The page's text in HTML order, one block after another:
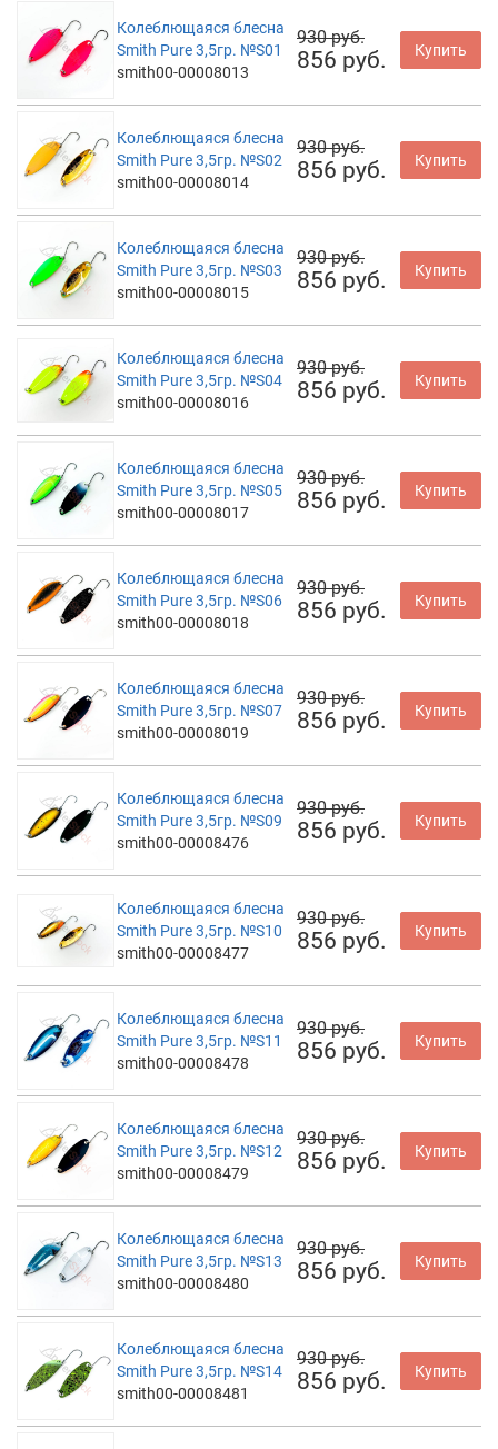
Колеблющаяся блесна
Smith Pure 3,5гр. №S01
smith00-00008013
930 руб.
856 руб. Купить
Колеблющаяся блесна
Smith Pure 3,5гр. №S02
smith00-00008014
930 руб.
856 руб. Купить
Колеблющаяся блесна
Smith Pure 3,5гр. №S03
smith00-00008015
930 руб.
856 руб. Купить
Колеблющаяся блесна
Smith Pure 3,5гр. №S04
smith00-00008016
930 руб.
856 руб. Купить
Колеблющаяся блесна
Smith Pure 3,5гр. №S05
smith00-00008017
930 руб.
856 руб. Купить
Колеблющаяся блесна
Smith Pure 3,5гр. №S06
smith00-00008018
930 руб.
856 руб. Купить
Колеблющаяся блесна
Smith Pure 3,5гр. №S07
smith00-00008019
930 руб.
856 руб. Купить
Колеблющаяся блесна
Smith Pure 3,5гр. №S09
smith00-00008476
930 руб.
856 руб. Купить
Колеблющаяся блесна
Smith Pure 3,5гр. №S10
smith00-00008477
930 руб.
856 руб. Купить
Колеблющаяся блесна
Smith Pure 3,5гр. №S11
smith00-00008478
930 руб.
856 руб. Купить
Колеблющаяся блесна
Smith Pure 3,5гр. №S12
smith00-00008479
930 руб.
856 руб. Купить
Колеблющаяся блесна
Smith Pure 3,5гр. №S13
smith00-00008480
930 руб.
856 руб. Купить
Колеблющаяся блесна
Smith Pure 3,5гр. №S14
smith00-00008481
930 руб.
856 руб. Купить